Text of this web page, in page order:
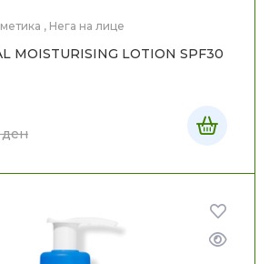
, Нега на лице
MOISTURISING LOTION SPF30
ден